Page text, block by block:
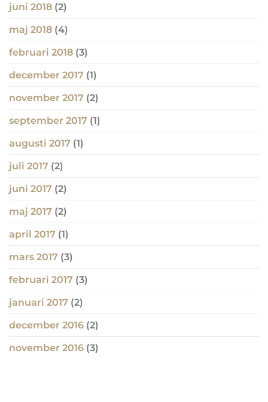
juni 2018 (2)
maj 2018 (4)
februari 2018 (3)
december 2017 (1)
november 2017 (2)
september 2017 (1)
augusti 2017 (1)
juli 2017 (2)
juni 2017 (2)
maj 2017 (2)
april 2017 (1)
mars 2017 (3)
februari 2017 (3)
januari 2017 (2)
december 2016 (2)
november 2016 (3)